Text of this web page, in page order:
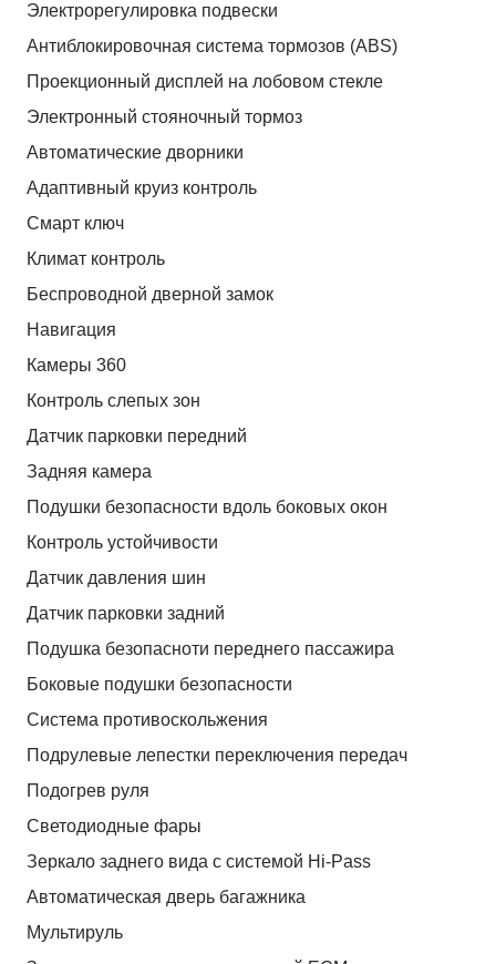
Электрорегулировка подвески
Антиблокировочная система тормозов (ABS)
Проекционный дисплей на лобовом стекле
Электронный стояночный тормоз
Автоматические дворники
Адаптивный круиз контроль
Смарт ключ
Климат контроль
Беспроводной дверной замок
Навигация
Камеры 360
Контроль слепых зон
Датчик парковки передний
Задняя камера
Подушки безопасности вдоль боковых окон
Контроль устойчивости
Датчик давления шин
Датчик парковки задний
Подушка безопасноти переднего пассажира
Боковые подушки безопасности
Система противоскольжения
Подрулевые лепестки переключения передач
Подогрев руля
Светодиодные фары
Зеркало заднего вида с системой Hi-Pass
Автоматическая дверь багажника
Мультируль